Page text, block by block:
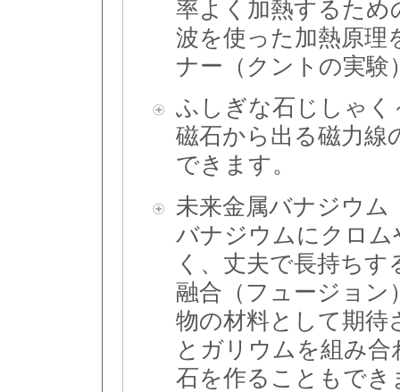
率よく加熱するため
波を使った加熱原理
ナー（クントの実験
ふしぎな石じしゃく
磁石から出る磁力線
できます。
未来金属バナジウム
バナジウムにクロ
く、丈夫で長持ち
融合（フュージョン
物の材料として期
とガリウムを組み
石を作ることもでき